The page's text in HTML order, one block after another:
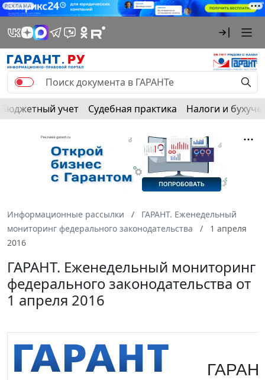
РЕКЛАМА
Бюджетный учет Судебная практика Налоги и
Информационные рассылки
ГАРАНТ. Еженедельный
мониторинг федерального законодательства
1 апреля
2016
ГАРАНТ. Еженедельный мониторинг
федерального законодательства от
1 апреля 2016